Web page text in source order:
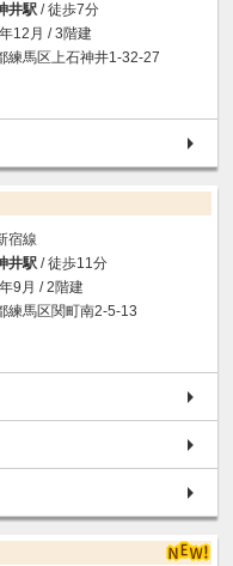
井駅 / 徒歩7分
12月 / 3階建
練馬区上石神井1-32-27
宿線
井駅 / 徒歩11分
9月 / 2階建
練馬区関町南2-5-13